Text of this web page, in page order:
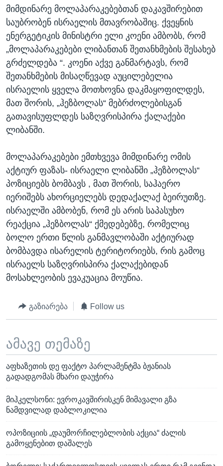
მიმდინარე მოლაპარაკებებთან დაკავშირებით
საუბრობენ ისრაელის მთავრობაშიც. ქვეყნის
ენერგეტიკის მინისტრი ელი კოენი ამბობს, რომ
„მოლაპარაკებები ლიბანთან შეთანხმების შესახებ
გრძელდება “. კოენი აქვე განმარტავს, რომ
შეთანხმების მისაღწევად აუცილებელია
ისრაელის ყველა მოთხოვნა დაკმაყოფილდეს,
მათ შორის, „ჰეზბოლას“ მებრძოლებისგან
გათავისუფლდეს საზღვრისპირა ქალაქები
ლიბანში.
მოლაპარაკებები ემთხვევა მიმდინარე ომის
აქტიურ ფაზას- ისრაელი ლიბანში „ჰეზბოლას“
პოზიციებს ბომბავს , მათ შორის, საჰაერო
იერიშებს ახორციელებს დედაქალაქ ბეირუთზე.
ისრაელში ამბობენ, რომ ეს არის საპასუხო
რეაქცია „ჰეზბოლას“ ქმედებებზე, რომელიც
ბოლო ერთი წლის განმავლობაში აქტიურად
ბომბავდა ისარელის ტერიტორიებს, რის გამოც
ისრაელს საზღვრისპირა ქალაქებიდან
მოსახლეობის ევაკუაცია მოუწია.
გაზიარება Follow us
ამავე თემაზე
აფხაზეთის დე ფაქტო პარლამენტმა ბჟანიას
გადადგომას მხარი დაუჭირა
მიჰკელსონი: ევროკავშირისკენ მიმავალი გზა
ნამდვილად დაბლოკილია
ოპოზიციის „დაუმორჩილებლობის აქცია“ ძალის
გამოყენებით დაშალეს